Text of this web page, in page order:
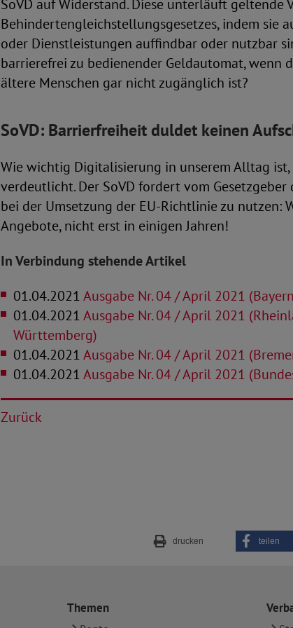
SoVD auf Widerstand. Diese unterläuft geltende
Behindertengleichstellungsgesetzes, indem sie
oder Dienstleistungen auffindbar oder nutzbar
barrierefrei zu bedienender Geldautomat, wenn
ältere Menschen gar nicht zugänglich ist?
SoVD: Barrierfreiheit duldet keinen
Wie wichtig Digitalisierung in unserem Alltag ist,
verdeutlicht. Der SoVD fordert vom
bei der Umsetzung der EU-Richtlinie zu nutzen:
Angebote, nicht erst in einigen Jahren!
In Verbindung stehende Artikel
01.04.2021Ausgabe Nr. 04 / April 2021
01.04.2021Ausgabe Nr. 04 / April 2021
Württemberg)
01.04.2021Ausgabe Nr. 04 / April 2021
01.04.2021Ausgabe Nr. 04 / April 2021
Zurück
drucken teilen
Themen